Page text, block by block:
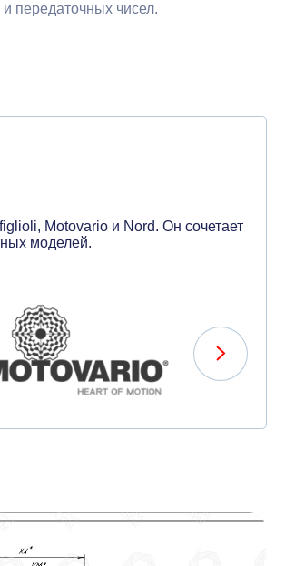
передаточных чисел.
Motovario и Nord. Он сочетает
моделей.